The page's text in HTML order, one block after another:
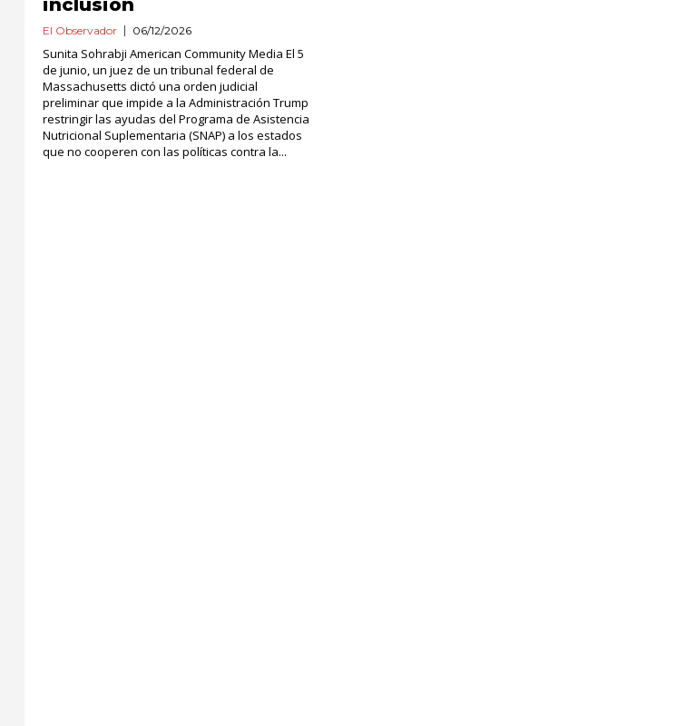
inclusión
El Observador 06/12/2026
Sunita Sohrabji American Community Media El 5
de junio, un juez de un tribunal federal de
Massachusetts dictó una orden judicial
preliminar que impide a la Administración Trump
restringir las ayudas del Programa de Asistencia
Nutricional Suplementaria (SNAP) a los estados
que no cooperen con las políticas contra la...